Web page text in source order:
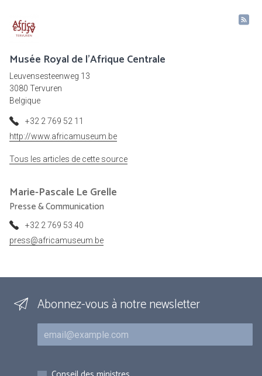
Musée Royal de l'Afrique Centrale
Leuvensesteenweg 13
3080 Tervuren
Belgique
+32 2 769 52 11
http://www.africamuseum.be
Tous les articles de cette source
Marie-Pascale Le Grelle
Presse & Communication
+32 2 769 53 40
press@africamuseum.be
Abonnez-vous à notre newsletter
Courriel
Inscriptions